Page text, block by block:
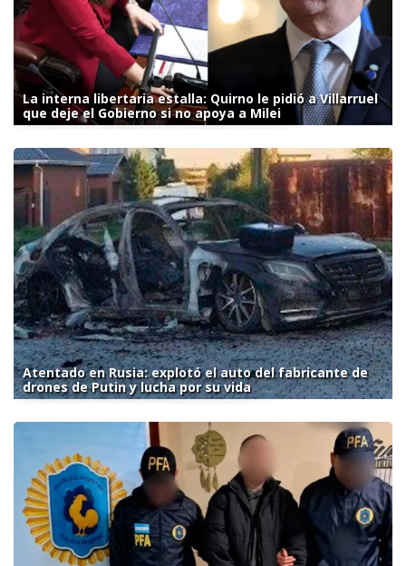
La interna libertaria estalla: Quirno le pidió a Villarruel
que deje el Gobierno si no apoya a Milei
Atentado en Rusia: explotó el auto del fabricante de
drones de Putin y lucha por su vida